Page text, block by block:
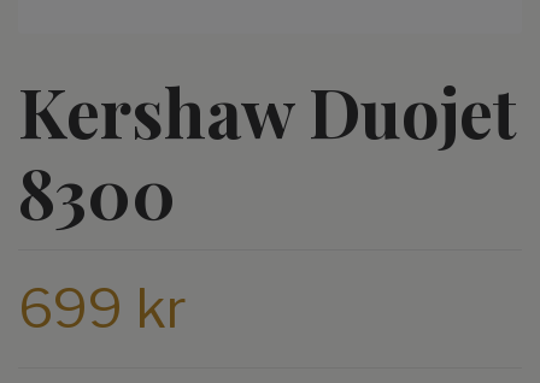
Kershaw Duojet
8300
699 kr